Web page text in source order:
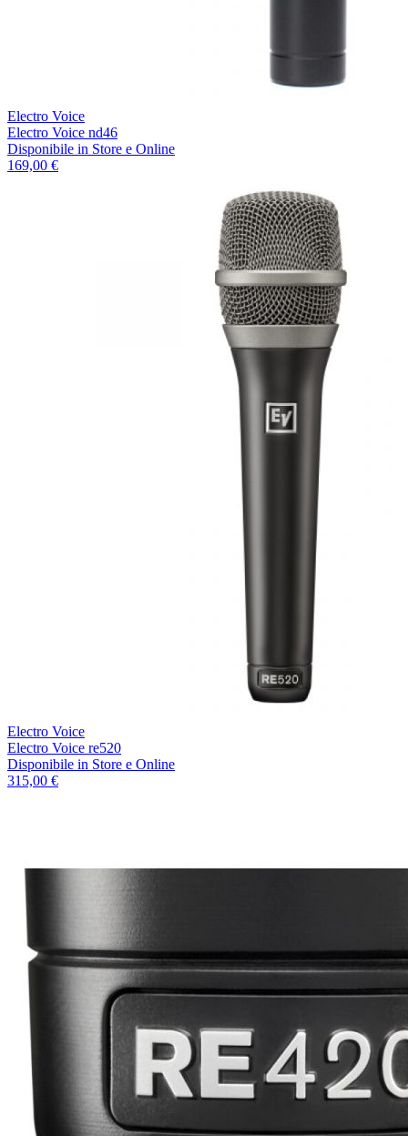
Electro Voice
Electro Voice nd46
Disponibile in Store e Online
169,00 €
Electro Voice
Electro Voice re520
Disponibile in Store e Online
315,00 €